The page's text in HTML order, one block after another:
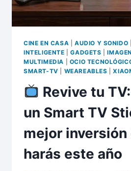
CINE EN CASA AUDIO Y SONIDO
INTELIGENTE |GADGETS |
MULTIMEDIA
OCIO
SMART-TV
WEAREABLES |
Revive tu
un Smart TV
mejor inversión
harás este año